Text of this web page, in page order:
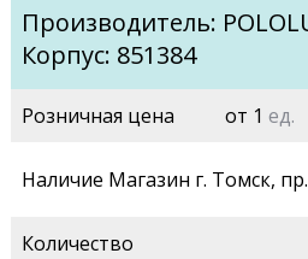
Производитель:
Корпус: 851384
Розничная цена от 1 ед.
Наличие Магазин г. Томск,
Количество